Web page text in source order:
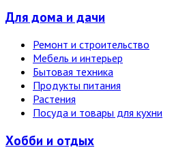
Для дома и дачи
Ремонт и строительство
Мебель и интерьер
Бытовая техника
Продукты питания
Растения
Посуда и товары для кухни
Хобби и отдых